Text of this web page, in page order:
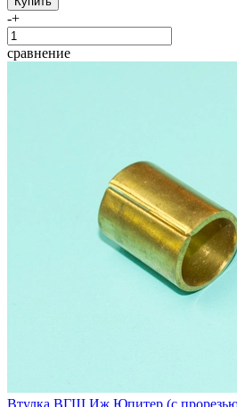
-+
сравнение
Втулка ВГШ Иж Юпитер (с